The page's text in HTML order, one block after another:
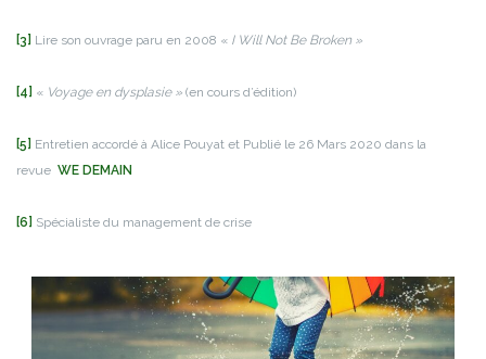
[3] Lire son ouvrage paru en 2008 « I Will Not Be Broken »
[4] « Voyage en dysplasie » (en cours d’édition)
[5] Entretien accordé à Alice Pouyat et Publié le 26 Mars 2020 dans la
revue WE DEMAIN
[6] Spécialiste du management de crise